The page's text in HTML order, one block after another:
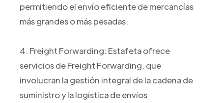
permitiendo el envío eficiente de mercancías
más grandes o más pesadas.
4. Freight Forwarding: Estafeta ofrece
servicios de Freight Forwarding, que
involucran la gestión integral de la cadena de
suministro y la logística de envíos